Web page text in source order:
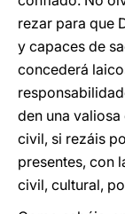
rezar para que
y capaces de
concederá
den una
civil, si rezáis
presentes, con
civil, cultural,